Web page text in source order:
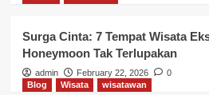
Surga Cinta: 7 Tempat Wisata
Honeymoon Tak Terlupakan
admin February 22, 2026
0
Blog
Wisata wisatawan